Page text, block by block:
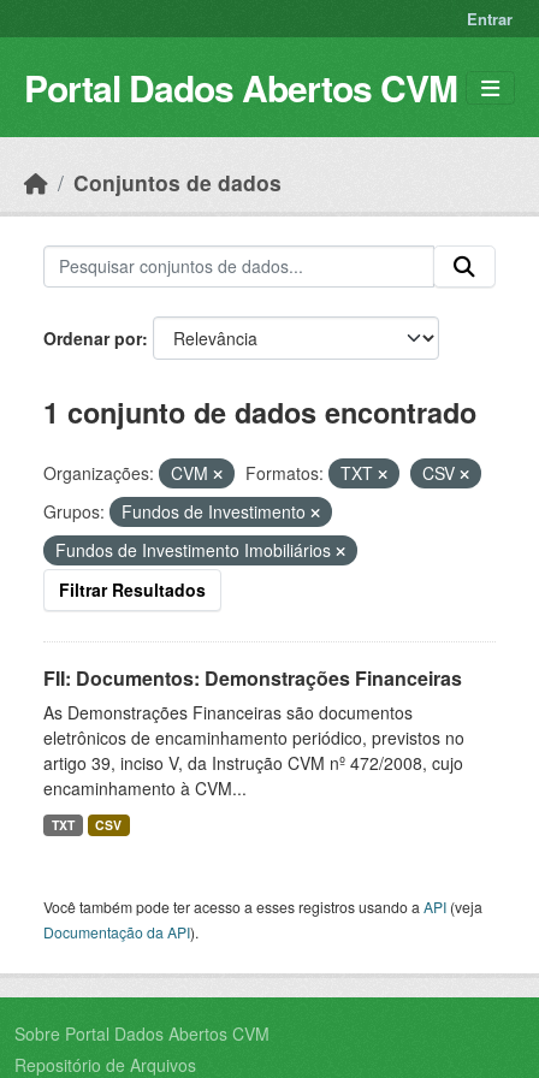
Entrar
Portal Dados Abertos CVM
Conjuntos de dados
Ordenar por
1 conjunto de dados encontrado
Organizações: CVM Formatos: TXT
CSV
Grupos:
Fundos de Investimento
Fundos de Investimento Imobiliários
Filtrar Resultados
FII: Documentos: Demonstrações Financeiras
As Demonstrações Financeiras são documentos
eletrônicos de encaminhamento periódico, previstos no
artigo 39, inciso V, da Instrução CVM nº 472/2008, cujo
encaminhamento à CVM...
TXT CSV
Você também pode ter acesso a esses registros usando a API (veja
Documentação da API).
Sobre Portal Dados Abertos CVM
Repositório de Arquivos